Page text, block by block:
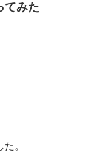
てみた
。